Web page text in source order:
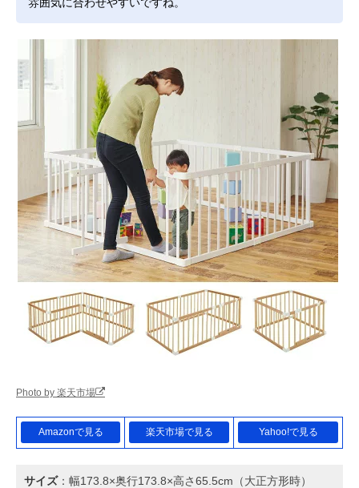
Photo by 楽天市場
Amazonで見る 楽天市場で見る Yahoo!で見る
サイズ：幅173.8×奥行173.8×高さ65.5cm（大正方形時）